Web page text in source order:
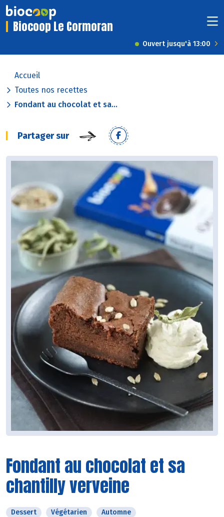
Biocoop Le Cormoran
Ouvert jusqu'à 13:00
Accueil
Toutes nos recettes
Fondant au chocolat et sa...
Partager sur
Fondant au chocolat et sa
chantilly verveine
Dessert Végétarien Automne